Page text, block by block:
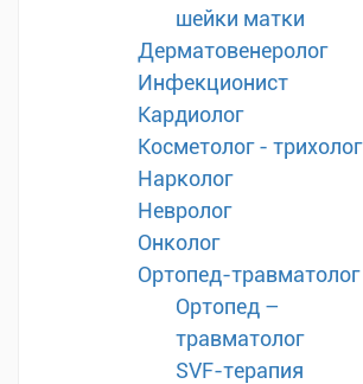
шейки матки
Дерматовенеролог
Инфекционист
Кардиолог
Косметолог - трихолог
Нарколог
Невролог
Онколог
Ортопед-травматолог
Ортопед –
травматолог
SVF-терапия